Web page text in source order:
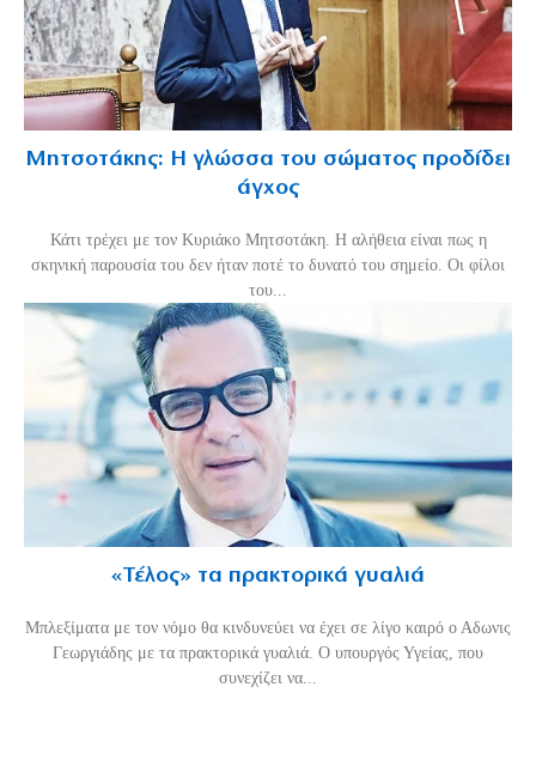
Μητσοτάκης: Η γλώσσα του σώματος προδίδει
άγχος
Κάτι τρέχει με τον Κυριάκο Μητσοτάκη. Η αλήθεια είναι πως η
σκηνική παρουσία του δεν ήταν ποτέ το δυνατό του σημείο. Οι φίλοι
του...
«Τέλος» τα πρακτορικά γυαλιά
Μπλεξίματα με τον νόμο θα κινδυνεύει να έχει σε λίγο καιρό ο Αδωνις
Γεωργιάδης με τα πρακτορικά γυαλιά. Ο υπουργός Υγείας, που
συνεχίζει να...